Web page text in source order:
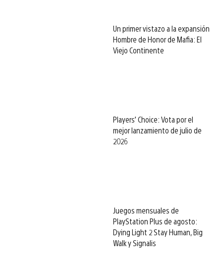
Un primer vistazo a la expansión
Hombre de Honor de Mafia: El
Viejo Continente
Players’ Choice: Vota por el
mejor lanzamiento de julio de
2026
Juegos mensuales de
PlayStation Plus de agosto:
Dying Light 2 Stay Human, Big
Walk y Signalis